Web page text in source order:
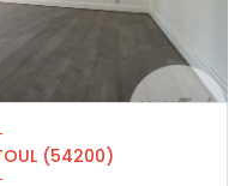
(54200)